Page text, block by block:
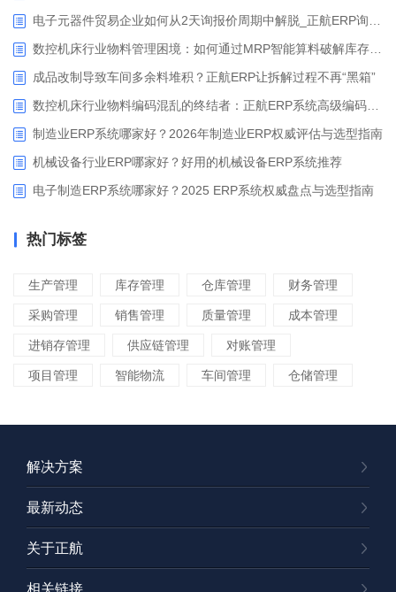
成品改制导致车间多余料堆积？正航ERP让拆解过程不再“黑箱”
制造业ERP系统哪家好？2026年制造业ERP权威评估与选型指南
机械设备行业ERP哪家好？好用的机械设备ERP系统推荐
电子制造ERP系统哪家好？2025 ERP系统权威盘点与选型指南
热门标签
生产管理 库存管理 仓库管理 财务管理
采购管理 销售管理 质量管理 成本管理
进销存管理 供应链管理 对账管理
项目管理 智能物流 车间管理 仓储管理
解决方案
最新动态
关于正航
相关链接